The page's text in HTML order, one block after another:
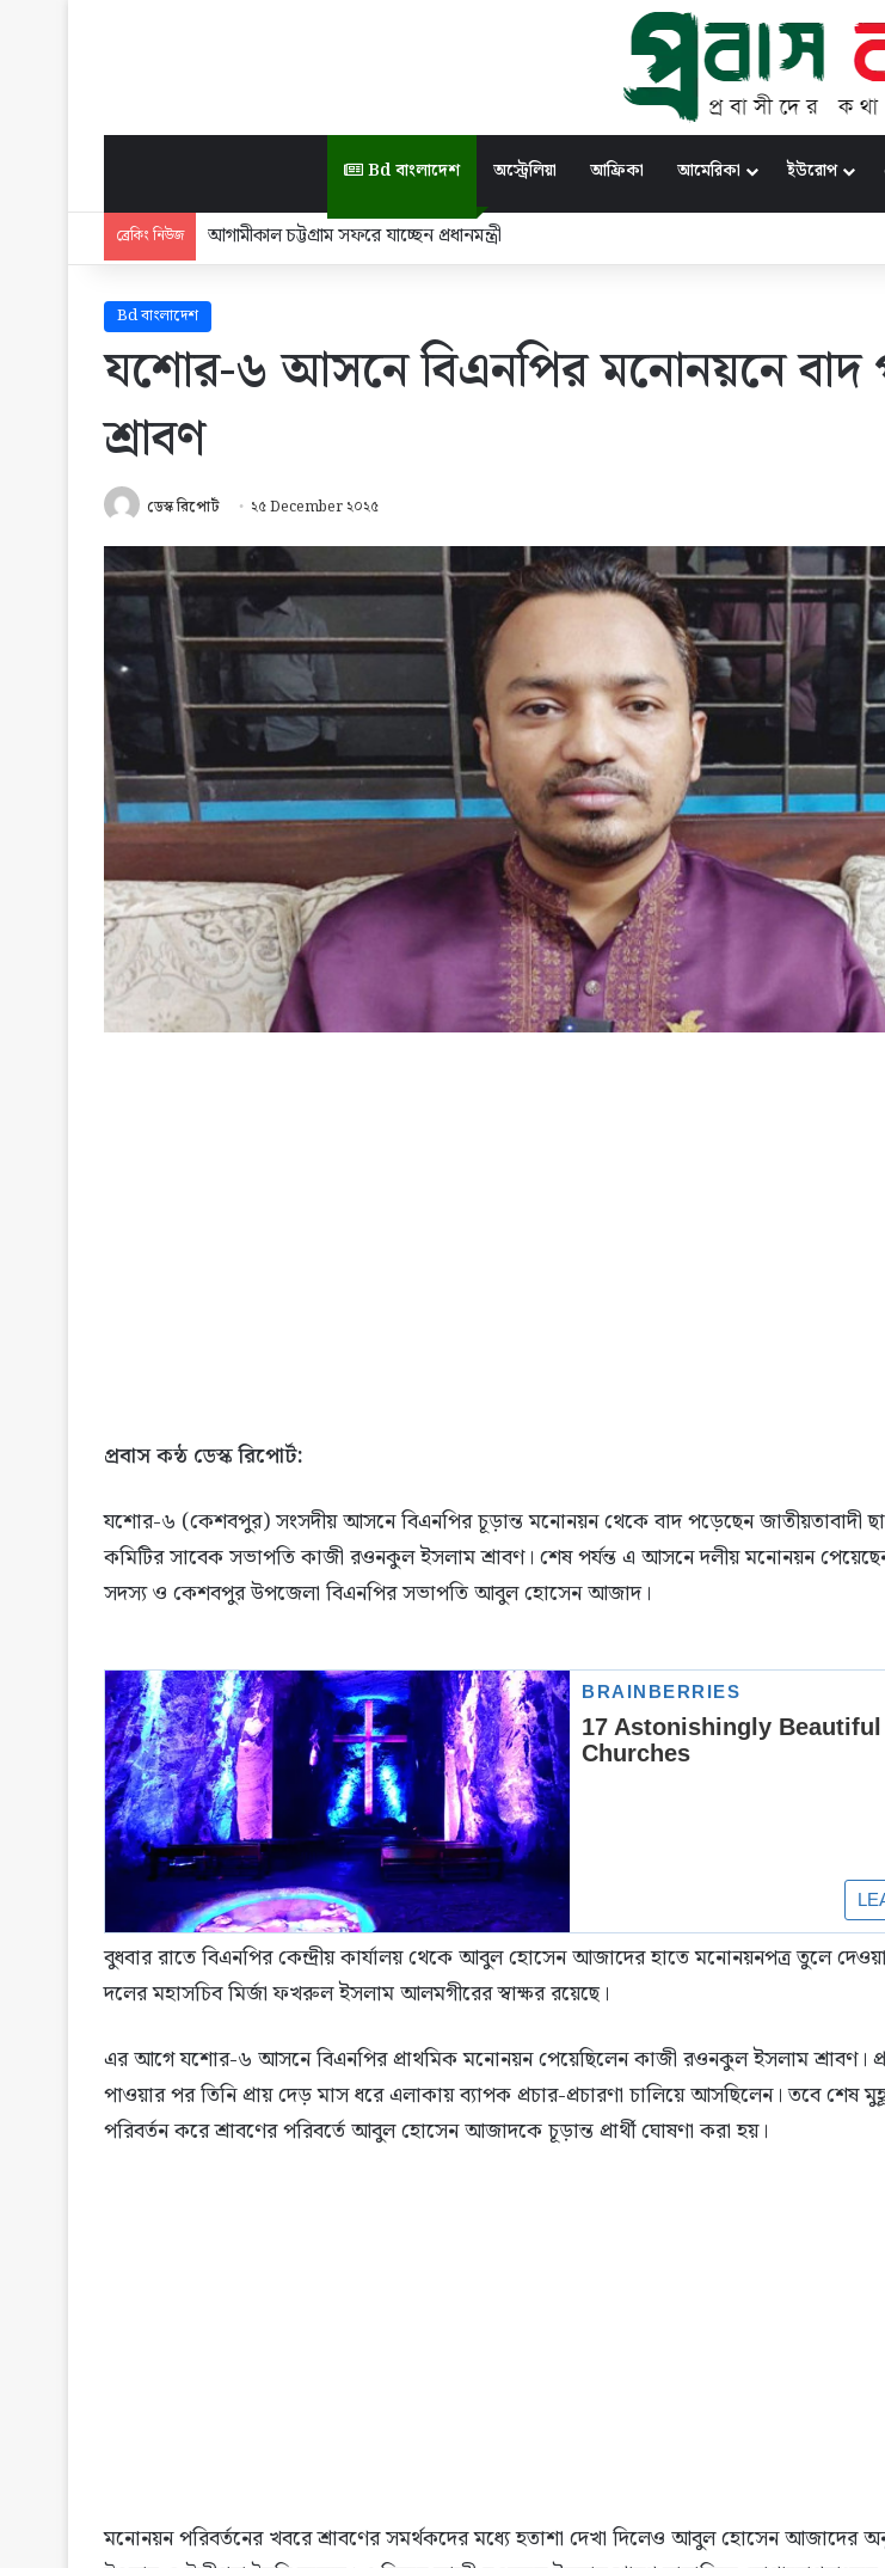
Bd বাংলাদেশ অস্ট্রেলিয়া আফ্রিকা আমেরিকা ইউরোপ
ব্রেকিং নিউজ জ্বালানি সংকট মোকাবিলায় সরকার সর্বোচ্চ চেষ্টা চালিয়ে যাচ্ছে: প্রধানমন্ত্রী
Bd বাংলাদেশ
যশোর-৬ আসনে বিএনপির মনোনয়নে
শ্রাবণ
ডেস্ক রিপোর্ট ২৫ December ২০২৫
প্রবাস কন্ঠ ডেস্ক রিপোর্ট:
যশোর-৬ (কেশবপুর) সংসদীয় আসনে বিএনপির চূড়ান্ত মনোনয়ন থেকে বাদ পড়েছেন জাতীয়তাবাদী
কমিটির সাবেক সভাপতি কাজী রওনকুল ইসলাম শ্রাবণ। শেষ পর্যন্ত এ আসনে দলীয় মনোনয়ন পেয়েছেন
সদস্য ও কেশবপুর উপজেলা বিএনপির সভাপতি আবুল হোসেন আজাদ।
বুধবার রাতে বিএনপির কেন্দ্রীয় কার্যালয় থেকে আবুল হোসেন আজাদের হাতে মনোনয়নপত্র তুলে
দলের মহাসচিব মির্জা ফখরুল ইসলাম আলমগীরের স্বাক্ষর রয়েছে।
এর আগে যশোর-৬ আসনে বিএনপির প্রাথমিক মনোনয়ন পেয়েছিলেন কাজী রওনকুল ইসলাম শ্রাবণ।
পাওয়ার পর তিনি প্রায় দেড় মাস ধরে এলাকায় ব্যাপক প্রচার-প্রচারণা চালিয়ে আসছিলেন। তবে শেষ
পরিবর্তন করে শ্রাবণের পরিবর্তে আবুল হোসেন আজাদকে চূড়ান্ত প্রার্থী ঘোষণা করা হয়।
মনোনয়ন পরিবর্তনের খবরে শ্রাবণের সমর্থকদের মধ্যে হতাশা দেখা দিলেও আবুল হোসেন আজাদের